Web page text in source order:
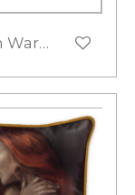
Warenkorb